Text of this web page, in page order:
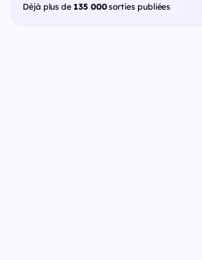
Déjà plus de 135 000sorties publiées